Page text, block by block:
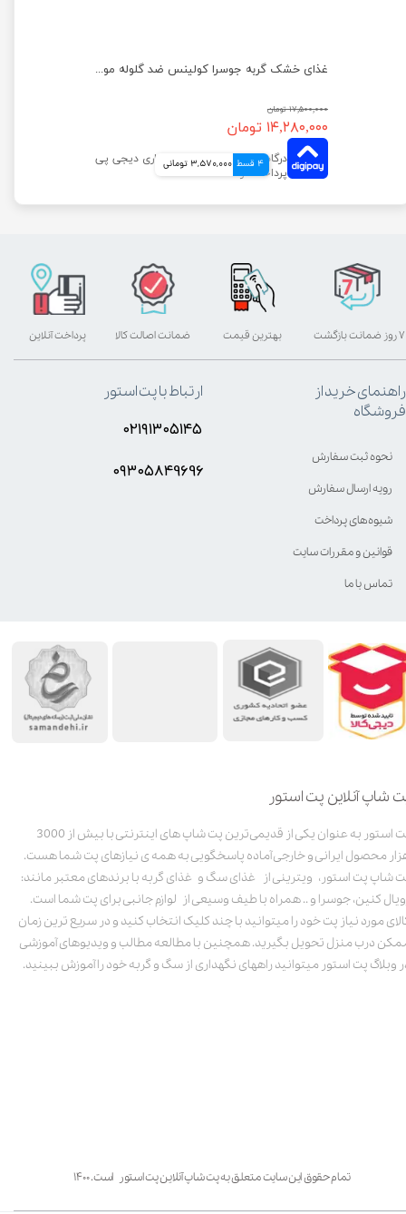
غذای خشک گربه جوسرا کولینس ضد گلوله مویی وزن 10 کیلوگرم
۱۷,۵۰۰,۰۰۰ تومان
۱۴,۲۸۰,۰۰۰ تومان
4 قسط 3,570,000 تومانی
شاپ آنلاین پت استور
پت استور به عنوان یکی از قدیمی‌ترین پت شاپ های اینترنتی با بیش از 3000
محصول ایرانی و خارجی آماده پاسخگویی به همه ی نیازهای پت شما هست.
شاپ پت استور، ویترینی از غذای سگ و غذای گربه با برندهای معتبر مانند:
کنین، جوسرا و .. همراه با طیف وسیعی از لوازم جانبی برای پت شما است.
مورد نیاز پت خود را میتوانید با چند کلیک انتخاب کنید و در سریع ترین زمان
درب منزل تحویل بگیرید. همچنین با مطالعه مطالب و ویدیوهای آموزشی
وبلاگ پت استور میتوانید راههای نگهداری از سگ و گربه خود را آموزش ببینید.
تمام حقوق این سایت متعلق به پت شاپ آنلاین پت استور است. ۱۴۰۰
بهترین قیمت پرداخت آنلاین ۷ روز ضمانت بازگشت ضمانت اصالت کالا
راهنمای خرید از
فروشگاه
نحوه ثبت سفارش
رویه ارسال سفارش
شیوه‌های پرداخت
قوانین و مقررات سایت
تماس با ما
ارتباط با پت استور
۰۲۱۹۱۳۰۵۱۴۵
۰۹۳۰۵8۴9696